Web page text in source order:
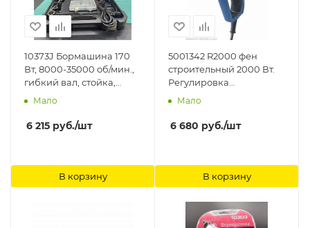
10373J Бормашина 170
Вт, 8000-35000 об/мин.,
гибкий вал, стойка,
ограничитель,
принадлежности 126
пред., кейс Jas
Мало
6 215 руб./шт
В корзину
5001342 R2000 фен
строительный 2000 Вт.
Регулировка
температуры: 60-600 °C.
л/мин. 3 режима
воздушного потока
Мало
6 680 руб./шт
В корзину